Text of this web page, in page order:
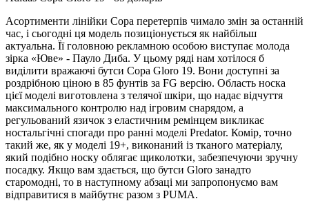
Асортименти лінійки Copa перетерпів чимало змін за останній
час, і сьогодні ця модель позиціонується як найбільш
актуальна. Її головною рекламною особою виступає молода
зірка «Юве» - Пауло Диба. У цьому ряді нам хотілося б
виділити вражаючі бутси Copa Gloro 19. Вони доступні за
роздрібною ціною в 85 фунтів за FG версію. Область носка
цієї моделі виготовлена з телячої шкіри, що надає відчуття
максимального контролю над ігровим снарядом, а
регульований язичок з еластичним ремінцем викликає
ностальгічні спогади про ранні моделі Predator. Комір, точно
такий же, як у моделі 19+, виконаний із тканого матеріалу,
який подібно носку облягає щиколотки, забезпечуючи зручну
посадку. Якщо вам здається, що бутси Gloro занадто
старомодні, то в наступному абзаці ми запропонуємо вам
відправитися в майбутнє разом з PUMA.